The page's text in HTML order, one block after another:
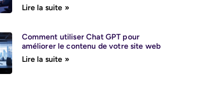
Lire la suite »
Comment utiliser Chat GPT pour
améliorer le contenu de votre site web
Lire la suite »